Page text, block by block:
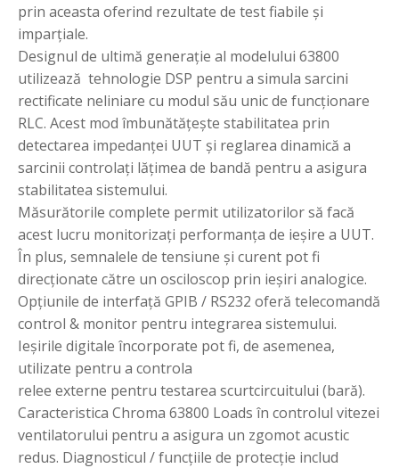
prin aceasta oferind rezultate de test fiabile și
imparțiale.
Designul de ultimă generație al modelului 63800
utilizează tehnologie DSP pentru a simula sarcini
rectificate neliniare cu modul său unic de funcționare
RLC. Acest mod îmbunătățește stabilitatea prin
detectarea impedanței UUT și reglarea dinamică a
sarcinii controlați lățimea de bandă pentru a asigura
stabilitatea sistemului.
Măsurătorile complete permit utilizatorilor să facă
acest lucru monitorizați performanța de ieșire a UUT.
În plus, semnalele de tensiune și curent pot fi
direcționate către un osciloscop prin ieșiri analogice.
Opțiunile de interfață GPIB / RS232 oferă telecomandă
control & monitor pentru integrarea sistemului.
Ieșirile digitale încorporate pot fi, de asemenea,
utilizate pentru a controla
relee externe pentru testarea scurtcircuitului (bară).
Caracteristica Chroma 63800 Loads în controlul vitezei
ventilatorului pentru a asigura un zgomot acustic
redus. Diagnosticul / funcțiile de protecție includ